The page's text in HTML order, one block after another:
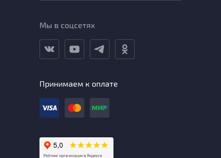
Мы в соцсетях
Принимаем к оплате